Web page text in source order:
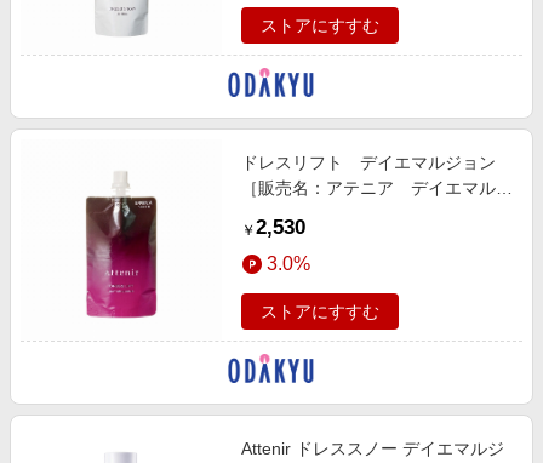
ストアにすすむ
ドレスリフト デイエマルジョン
［販売名：アテニア デイエマルジ
￥ 2,530
3.0%
ストアにすすむ
Attenir ドレススノー デイエマルジ